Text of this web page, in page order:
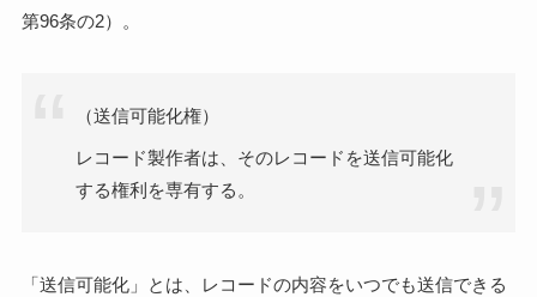
第96条の2）。
（送信可能化権）
レコード製作者は、そのレコードを送信可能化
する権利を専有する。
「送信可能化」とは、レコードの内容をいつでも送信できる